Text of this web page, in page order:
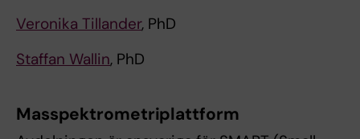
Veronika Tillander, PhD
Staffan Wallin, PhD
Masspektrometriplattform